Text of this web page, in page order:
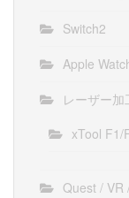
Switch2
Apple
レーザー加
xTool F1/
Quest / VR